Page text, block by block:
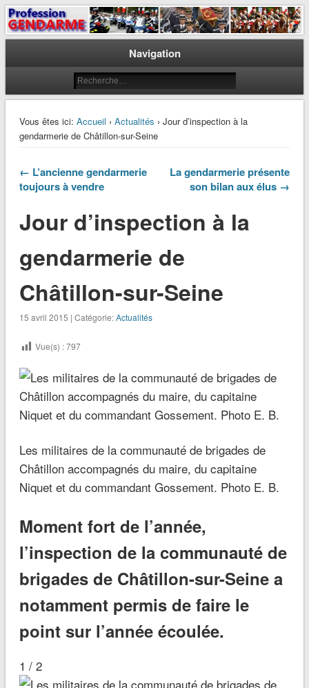
Profession Gendarme
Le journal des gendarmes
Navigation
Vous êtes ici: Accueil › Actualités › Jour d’inspection à la
gendarmerie de Châtillon-sur-Seine
← L’ancienne gendarmerie
toujours à vendre
La gendarmerie présente
son bilan aux élus →
Jour d’inspection à la
gendarmerie de
Châtillon-sur-Seine
15 avril 2015 | Catégorie:Actualités
Vue(s) :797
Les militaires de la communauté de brigades de
Châtillon accompagnés du maire, du capitaine
Niquet et du commandant Gossement. Photo E. B.
Moment fort de l’année,
l’inspection de la communauté de
brigades de Châtillon-sur-Seine a
notamment permis de faire le
point sur l’année écoulée.
1 / 2